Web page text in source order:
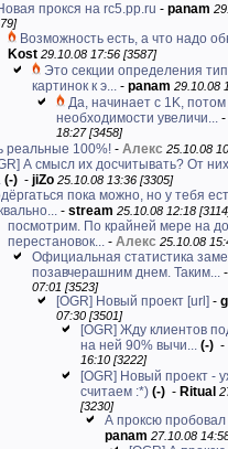
прокся на rc5.pp.ru - panam
Возможность есть, а что надо
Kost 29.10.08 17:56 [3587]
Это секции определения
картинок к э... - panam 29.10.08
Да, начинает с 1K,
необходимости увеличи... -
18:27 [3458]
реальные 100%! - Алекс 25.10.08
А смысл их досчитывать? От
(-) - jiZo 25.10.08 13:36 [3305]
пока можно, но у тебя
- stream 25.10.08 12:18
посмотрим. По крайней мере на
перестановок... - Алекс 25.10.08
Официальная статистика
позавчерашним днем. Таким...
07:01 [3523]
[OGR] Новый проект [url] -
07:30 [3501]
[OGR] Жду клиентов
на ней 90% вычи... (-) -
16:10 [3222]
[OGR] Новый проект -
считаем :*) (-) - Ritual
[3230]
А проксю
panam 27.10.08